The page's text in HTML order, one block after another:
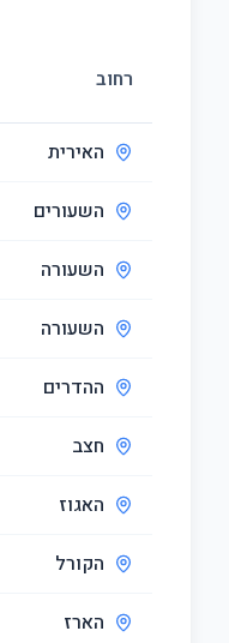
רחוב
האירית
השעורים
השעורה
השעורה
ההדרים
חצב
האגוז
הקורל
הארז